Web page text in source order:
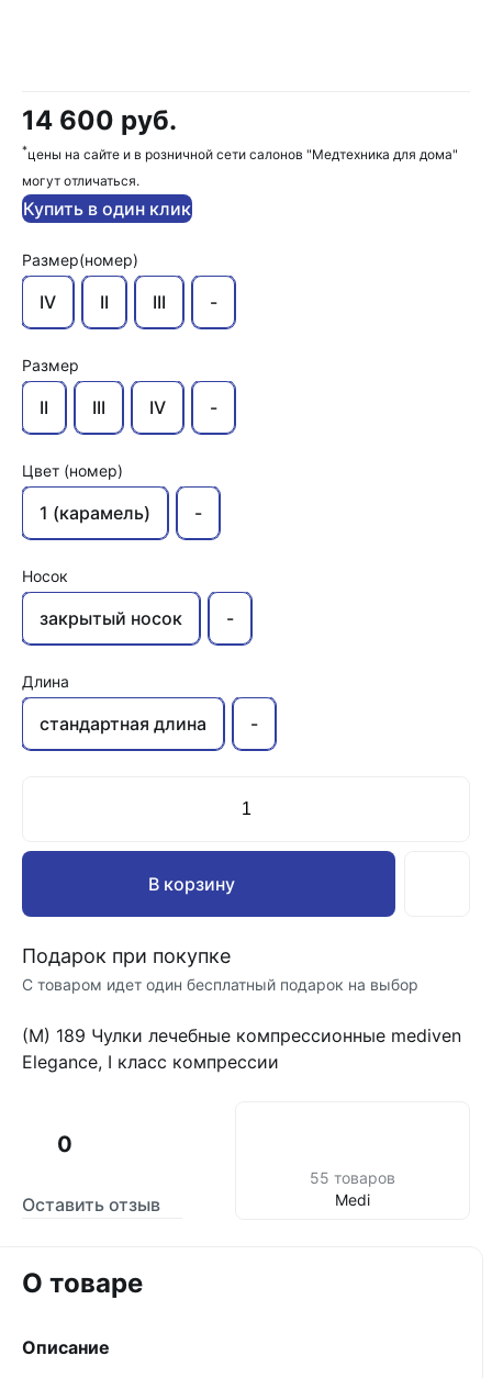
14 600 руб.
*цены на сайте и в розничной сети салонов "Медтехника для дома"
могут отличаться.
Купить в один клик
Размер(номер)
IV II III -
Размер
II III IV -
Цвет (номер)
1 (карамель) -
Носок
закрытый носок -
Длина
стандартная длина -
В корзину
Подарок при покупке
С товаром идет один бесплатный подарок на выбор
(М) 189 Чулки лечебные компрессионные mediven
Elegance, I класс компрессии
0
Оставить отзыв
55 товаров
Medi
О товаре
Описание